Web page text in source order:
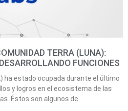
TERRA (LUNA):
FUNCIONES
ha estado ocupada durante el último
y logros en el ecosistema de las
Éstos son algunos de